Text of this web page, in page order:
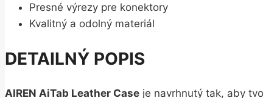
Presné výrezy pre konektory
Kvalitný a odolný materiál
DETAILNÝ POPIS
AIREN AiTab Leather Case je navrhnutý tak, aby